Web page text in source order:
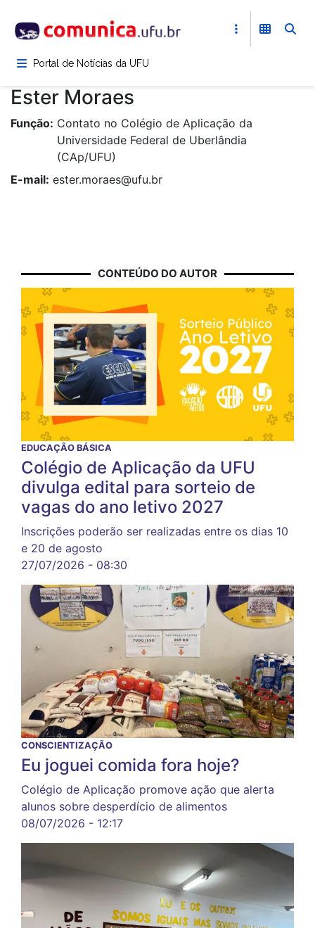
para
conteúdoPortal de Notícias da UFU
Ester Moraes
Função Contato no Colégio de Aplicação da
Universidade Federal de Uberlândia
(CAp/UFU)
E-mail ester.moraes@ufu.br
CONTEÚDO DO AUTOR
EDUCAÇÃO BÁSICA
Colégio de Aplicação da UFU
divulga edital para sorteio de
vagas do ano letivo 2027
Inscrições poderão ser realizadas entre os dias 10
e 20 de agosto
27/07/2026 - 08:30
CONSCIENTIZAÇÃO
Eu joguei comida fora hoje?
Colégio de Aplicação promove ação que alerta
alunos sobre desperdício de alimentos
08/07/2026 - 12:17